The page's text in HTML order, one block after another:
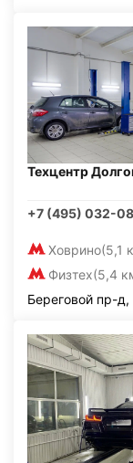
Техцентр
+7 (495) 032-
Ховрино(5,1
Физтех(5,4
Береговой пр-д,